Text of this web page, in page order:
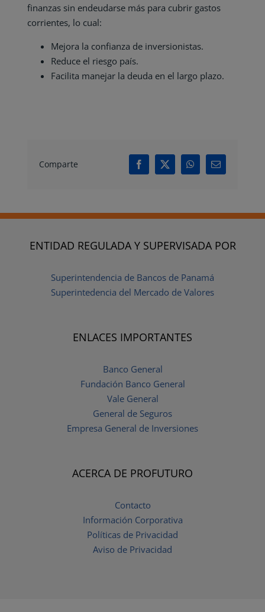
finanzas sin endeudarse más para cubrir gastos
corrientes, lo cual:
Mejora la confianza de inversionistas.
Reduce el riesgo país.
Facilita manejar la deuda en el largo plazo.
Comparte Facebook
X WhatsAppCorreo
ENTIDAD REGULADA Y SUPERVISADA POR
Superintendencia de Bancos de Panamá
Superintedencia del Mercado de Valores
ENLACES IMPORTANTES
Banco General
Fundación Banco General
Vale General
General de Seguros
Empresa General de Inversiones
ACERCA DE PROFUTURO
Contacto
Información Corporativa
Políticas de Privacidad
Aviso de Privacidad